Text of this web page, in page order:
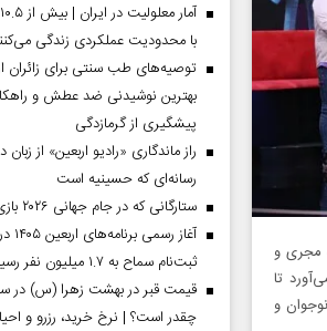
مجری و
تا
و
با محدودیت عملکردی زندگی
توصیه‌های طب سنتی برای زائران
بهترین نوشیدنی ضد عطش و
پیشگیری از گرمازدگی
راز ماندگاری «رادیو اربعین» از زبان
رسانه‌ای که حسینیه است
ستارگانی که در جام جهانی ۲۰۲۶ بازی نکردند
آغاز
ثبت‌نام سماح به ۱.۷ میلیون نفر رسید
چقدر است؟ | نرخ خرید، رزرو و